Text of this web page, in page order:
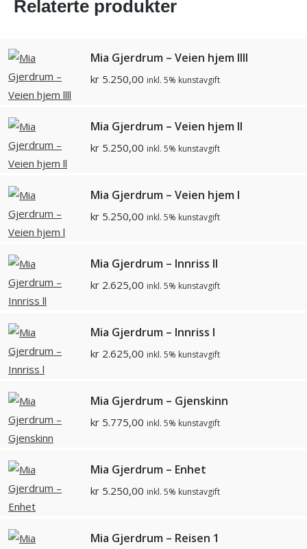
Relaterte produkter
Mia Gjerdrum – Veien hjem llll
kr 5.250,00 inkl. 5% kunstavgift
Mia Gjerdrum – Veien hjem ll
kr 5.250,00 inkl. 5% kunstavgift
Mia Gjerdrum – Veien hjem l
kr 5.250,00 inkl. 5% kunstavgift
Mia Gjerdrum – Innriss ll
kr 2.625,00 inkl. 5% kunstavgift
Mia Gjerdrum – Innriss l
kr 2.625,00 inkl. 5% kunstavgift
Mia Gjerdrum – Gjenskinn
kr 5.775,00 inkl. 5% kunstavgift
Mia Gjerdrum – Enhet
kr 5.250,00 inkl. 5% kunstavgift
Mia Gjerdrum – Reisen 1